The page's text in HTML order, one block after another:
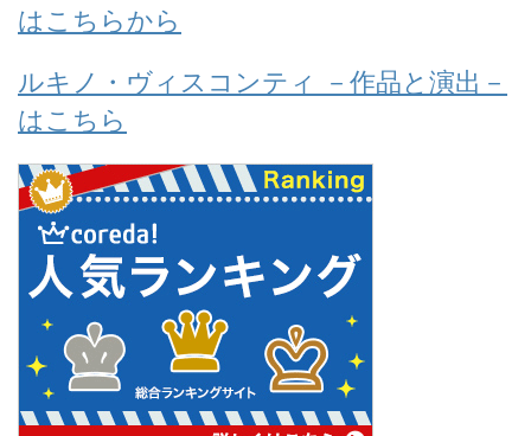
はこちらから
ルキノ・ヴィスコンティ －作品と演出－
はこちら